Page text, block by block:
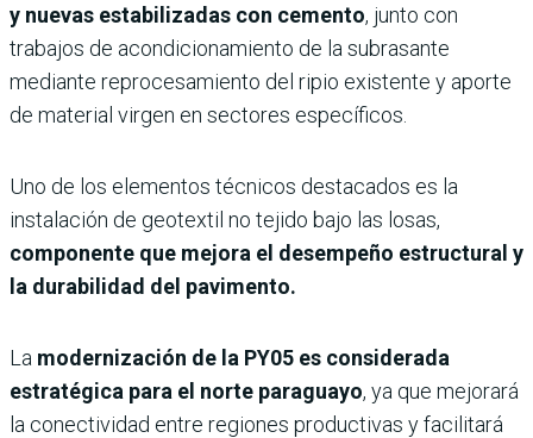
y nuevas estabilizadas con cemento, junto con
trabajos de acondicionamiento de la subrasante
mediante reprocesamiento del ripio existente y aporte
de material virgen en sectores específicos.
Uno de los elementos técnicos destacados es la
instalación de geotextil no tejido bajo las losas,
componente que mejora el desempeño estructural y
la durabilidad del pavimento.
La modernización de la PY05 es considerada
estratégica para el norte paraguayo, ya que mejorará
la conectividad entre regiones productivas y facilitará